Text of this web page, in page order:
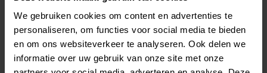
We gebruiken cookies om content en advertenties te
personaliseren, om functies voor social media te bieden
en om ons websiteverkeer te analyseren. Ook delen we
informatie over uw gebruik van onze site met onze